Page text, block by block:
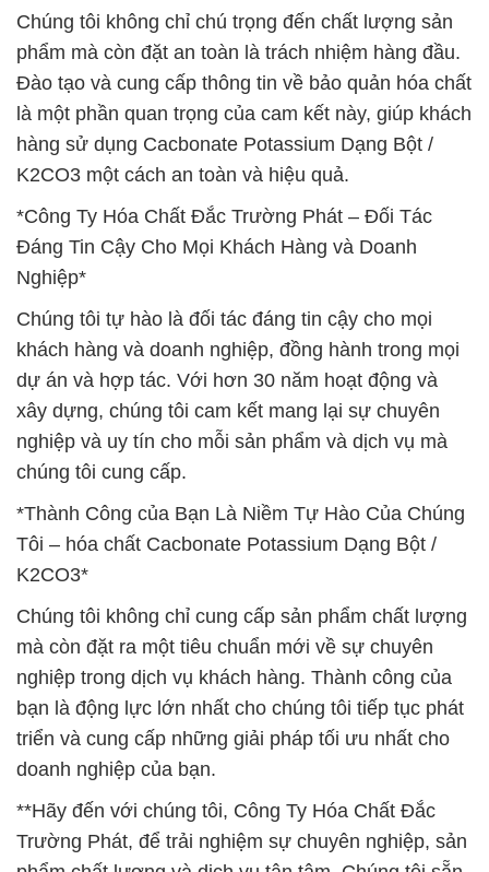
Chúng tôi không chỉ chú trọng đến chất lượng sản
phẩm mà còn đặt an toàn là trách nhiệm hàng đầu.
Đào tạo và cung cấp thông tin về bảo quản hóa chất
là một phần quan trọng của cam kết này, giúp khách
hàng sử dụng Cacbonate Potassium Dạng Bột /
K2CO3 một cách an toàn và hiệu quả.
*Công Ty Hóa Chất Đắc Trường Phát – Đối Tác
Đáng Tin Cậy Cho Mọi Khách Hàng và Doanh
Nghiệp*
Chúng tôi tự hào là đối tác đáng tin cậy cho mọi
khách hàng và doanh nghiệp, đồng hành trong mọi
dự án và hợp tác. Với hơn 30 năm hoạt động và
xây dựng, chúng tôi cam kết mang lại sự chuyên
nghiệp và uy tín cho mỗi sản phẩm và dịch vụ mà
chúng tôi cung cấp.
*Thành Công của Bạn Là Niềm Tự Hào Của Chúng
Tôi – hóa chất Cacbonate Potassium Dạng Bột /
K2CO3*
Chúng tôi không chỉ cung cấp sản phẩm chất lượng
mà còn đặt ra một tiêu chuẩn mới về sự chuyên
nghiệp trong dịch vụ khách hàng. Thành công của
bạn là động lực lớn nhất cho chúng tôi tiếp tục phát
triển và cung cấp những giải pháp tối ưu nhất cho
doanh nghiệp của bạn.
**Hãy đến với chúng tôi, Công Ty Hóa Chất Đắc
Trường Phát, để trải nghiệm sự chuyên nghiệp, sản